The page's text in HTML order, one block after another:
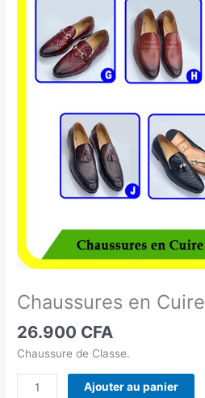
Chaussures en Cuire
26.900 CFA
Chaussure de Classe.
Ajouter au panier